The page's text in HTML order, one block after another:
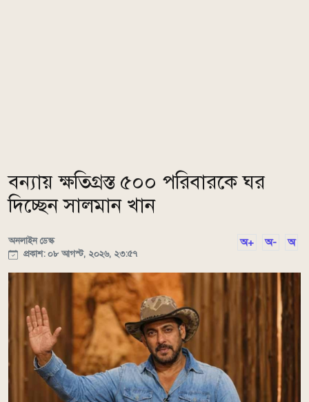
বন্যায় ক্ষতিগ্রস্ত ৫০০ পরিবারকে ঘর
দিচ্ছেন সালমান খান
অনলাইন ডেস্ক
প্রকাশ: ০৮ আগস্ট, ২০২৬, ২৩:৫৭
অ+ অ- অ